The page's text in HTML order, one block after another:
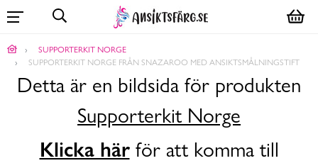
SUPPORTERKIT NORGE
SUPPORTERKIT NORGE FRÅN SNAZAROO MED ANSIKTSMÅLNINGSTIFT
Detta är en bildsida för produkten
Supporterkit Norge
Klicka härför att komma till